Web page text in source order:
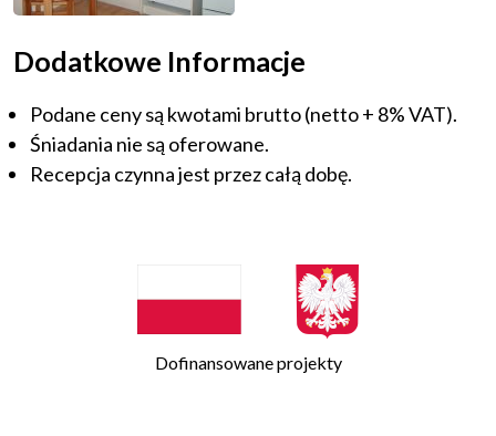
Dodatkowe Informacje
Podane ceny są kwotami brutto (netto + 8% VAT).
Śniadania nie są oferowane.
Recepcja czynna jest przez całą dobę.
Dofinansowane projekty